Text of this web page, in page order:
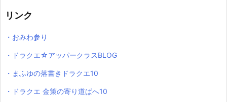
リンク
・おみわ参り
・ドラクエ☆アッパークラスBLOG
・まふゆの落書きドラクエ10
・ドラクエ 金策の寄り道ぱへ10